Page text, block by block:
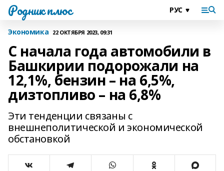
Родник плюс
Экономика 22 ОКТЯБРЯ 2023, 09:31
С начала года автомобили в
Башкирии подорожали на
12,1%, бензин – на 6,5%,
дизтопливо – на 6,8%
Эти тенденции связаны с
внешнеполитической и экономической
обстановкой